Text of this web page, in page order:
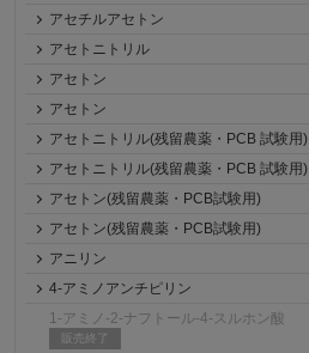
アセチルアセトン
アセトニトリル
アセトン
アセトン
アセトニトリル(残留農薬・PCB 試験用)
アセトニトリル(残留農薬・PCB 試験用)
アセトン(残留農薬・PCB試験用)
アセトン(残留農薬・PCB試験用)
アニリン
4-アミノアンチピリン
1-アミノ-2-ナフトール-4-スルホン酸
販売終了